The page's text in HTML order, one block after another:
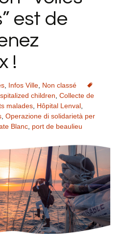
est de
!
Infos Ville Non classé
children Collecte de
malades Hôpital Lenval
Operazione di solidarietà per
Blanc port de beaulieu